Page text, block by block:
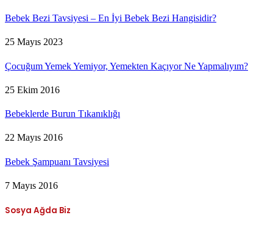
Bebek Bezi Tavsiyesi – En İyi Bebek Bezi Hangisidir?
25 Mayıs 2023
Çocuğum Yemek Yemiyor, Yemekten Kaçıyor Ne Yapmalıyım?
25 Ekim 2016
Bebeklerde Burun Tıkanıklığı
22 Mayıs 2016
Bebek Şampuanı Tavsiyesi
7 Mayıs 2016
Sosya Ağda Biz